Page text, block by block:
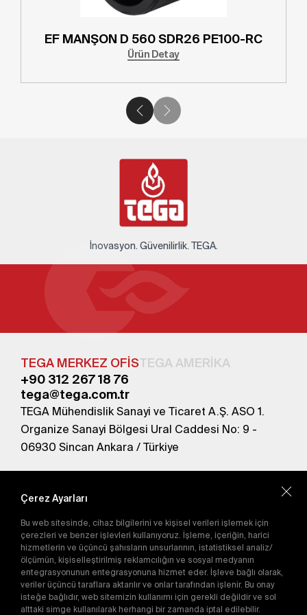
EF MANŞON D 560 SDR26 PE100-RC
Ürün Detay
İnovasyon. Güvenilirlik. TEGA.
TEGA MERKEZ OFİSTEGA AMERİKA
+90 312 267 18 76
tega@tega.com.tr
TEGA Mühendislik Sanayi ve Ticaret A.Ş. ASO 1.
Organize Sanayi Bölgesi Ural Caddesi No: 9 -
06930 Sincan Ankara / Türkiye
abone olun.
Gönder
Abone olarakGizlilik Politikası'nı
kabul etmiş
olursunuz.
E-Katalog
Çerez Ayarları
Bu web sitesinde, cihaz bilgilerini ve kişisel verileri işlemek için
çerezleri ve benzer işlevleri kullanıyoruz. İşleme, içeriğin, harici
hizmetlerin ve üçüncü şahısların unsurlarının, istatistiksel analiz/
ölçümün, kişiselleştirilmiş reklamcılığın ve sosyal medyanın
entegrasyonunun entegrasyonuna hizmet eder. İşleve bağlı olarak,
veriler üçüncü taraflara aktarılır ve onlar tarafından işlenir. Bu onay
isteğe bağlıdır, web sitemizin kullanımı için gerekli değildir ve sol
alttaki simge kullanılarak herhangi bir zamanda iptal edilebilir.